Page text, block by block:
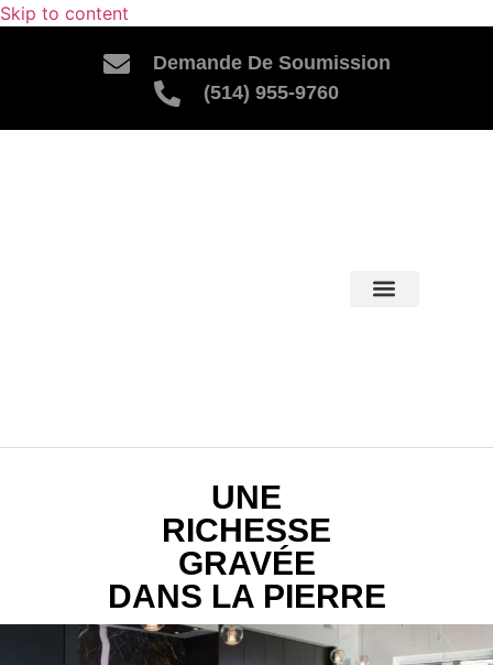
Skip to content
Demande De Soumission
(514) 955-9760
UNE
RICHESSE
GRAVÉE
DANS LA PIERRE